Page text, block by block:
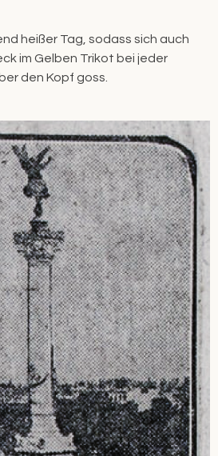
heißer Tag, sodass sich auch
im Gelben Trikot bei jeder
den Kopf goss.